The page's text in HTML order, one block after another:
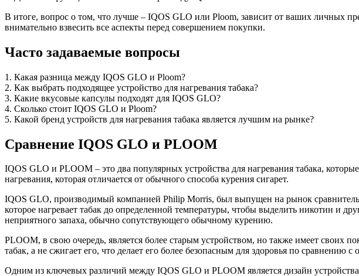
В итоге, вопрос о том, что лучше – IQOS GLO или Ploom, зависит от ваших личных
внимательно взвесить все аспекты перед совершением покупки.
Часто задаваемые вопросы
1. Какая разница между IQOS GLO и Ploom?
2. Как выбрать подходящее устройство для нагревания табака?
3. Какие вкусовые капсулы подходят для IQOS GLO?
4. Сколько стоит IQOS GLO и Ploom?
5. Какой бренд устройств для нагревания табака является лучшим на рынке?
Сравнение IQOS GLO и PLOOM
IQOS GLO и PLOOM – это два популярных устройства для нагревания табака,
нагревания, которая отличается от обычного способа курения сигарет.
IQOS GLO, производимый компанией Philip Morris, был выпущен на рынок
которое нагревает табак до определенной температуры, чтобы выделить никотин и
неприятного запаха, обычно сопутствующего обычному курению.
PLOOM, в свою очередь, является более старым устройством, но также имеет своих
табак, а не сжигает его, что делает его более безопасным для здоровья по сравнению
Одним из ключевых различий между IQOS GLO и PLOOM является дизайн